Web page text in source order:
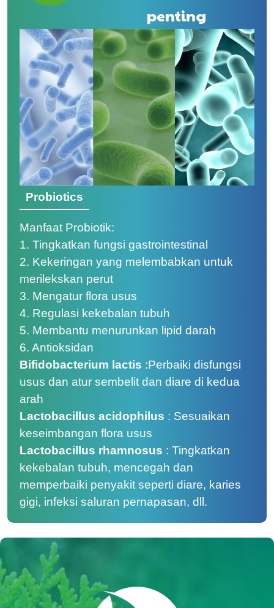
penting
Probiotics
Manfaat Probiotik:
1. Tingkatkan fungsi gastrointestinal
2. Kekeringan yang melembabkan untuk
merilekskan perut
3. Mengatur flora usus
4. Regulasi kekebalan tubuh
5. Membantu menurunkan lipid darah
6. Antioksidan
Bifidobacterium lactis :Perbaiki disfungsi
usus dan atur sembelit dan diare di kedua
arah
Lactobacillus acidophilus : Sesuaikan
keseimbangan flora usus
Lactobacillus rhamnosus : Tingkatkan
kekebalan tubuh, mencegah dan
memperbaiki penyakit seperti diare, karies
gigi, infeksi saluran pernapasan, dll.